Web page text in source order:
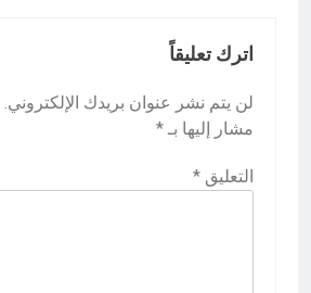
اترك تعليقاً
لن يتم نشر عنوان بريدك الإلكتروني.
مشار إليها بـ *
التعليق *